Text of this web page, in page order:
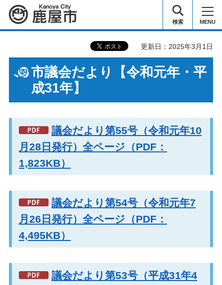
鹿屋市 検索 MENU
更新日：2025年3月1日
市議会だより【令和元年・平
成31年】
議会だより第55号（令和元年10
月28日発行）全ページ（PDF：
1,823KB）
議会だより第54号（令和元年7
月26日発行）全ページ（PDF：
4,495KB）
議会だより第53号（平成31年4